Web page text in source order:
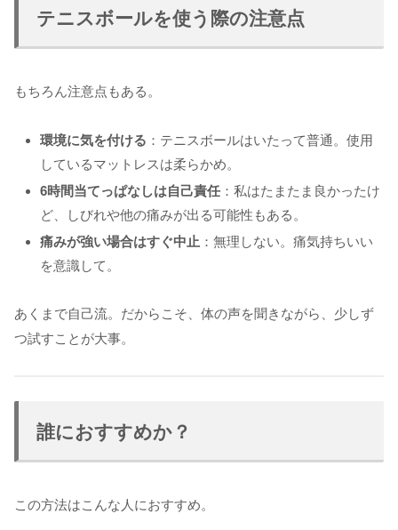
テニスボールを使う際の注意点
もちろん注意点もある。
環境に気を付ける ：テニスボールはいたって普通。使用
しているマットレスは柔らかめ。
6時間当てっぱなしは自己責任 ：私はたまたま良かったけ
ど、しびれや他の痛みが出る可能性もある。
痛みが強い場合はすぐ中止 ：無理しない。痛気持ちいい
を意識して。
あくまで自己流。だからこそ、体の声を聞きながら、少しず
つ試すことが大事。
誰におすすめか？
この方法はこんな人におすすめ。